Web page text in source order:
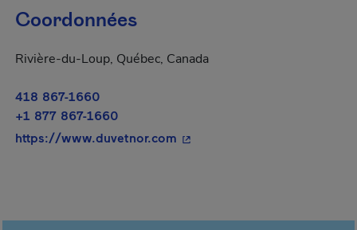
Coordonnées
Rivière-du-Loup, Québec, Canada
418 867-1660
+1 877 867-1660
https://www.duvetnor.com - Cet hyperlien s'ouvrira